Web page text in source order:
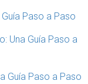
Paso a Paso
Una Guía Paso a
Guía Paso a Paso